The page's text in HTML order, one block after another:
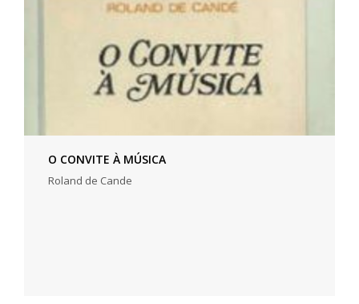
O CONVITE À MÚSICA
Roland de Cande